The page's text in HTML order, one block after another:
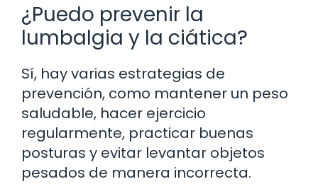
¿Puedo prevenir la
lumbalgia y la ciática?
Sí, hay varias estrategias de
prevención, como mantener un peso
saludable, hacer ejercicio
regularmente, practicar buenas
posturas y evitar levantar objetos
pesados de manera incorrecta.